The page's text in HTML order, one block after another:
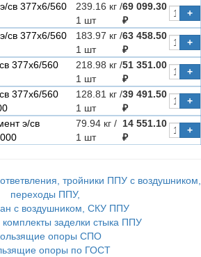
св 377х6/560
239.16 кг /
1 шт
69 099.30
₽
+
св 377х6/560
183.97 кг /
1 шт
63 458.50
₽
+
377х6/560
218.98 кг /
1 шт
51 351.00
₽
+
377х6/560
128.81 кг /
1 шт
39 491.50
₽
+
э/св
79.94 кг /
1 шт
14 551.10
₽
+
тройники ППУ с воздушником,
переходы ППУ,
с воздушником, СКУ ППУ
заделки стыка ППУ
опоры СПО
опоры по ГОСТ